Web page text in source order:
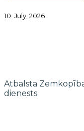
10. July, 2026
Atbalsta
dienests